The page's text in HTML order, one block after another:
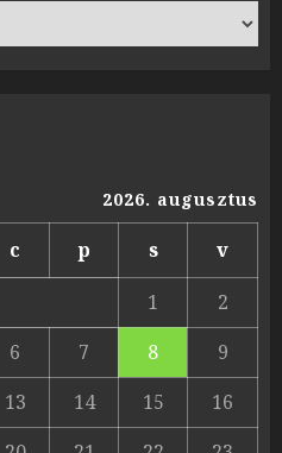
2026. augusztus
c p s
v
1
2
6 7 8
9
13 14 15
16